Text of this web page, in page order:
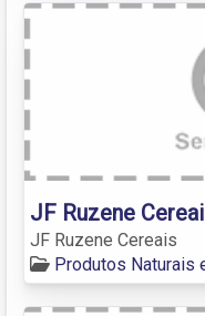
JF Ruzene
JF Ruzene Cereais
Produtos Naturais